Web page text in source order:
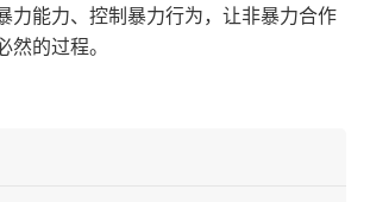
力能力、控制暴力行为，让非暴力合作
然的过程。